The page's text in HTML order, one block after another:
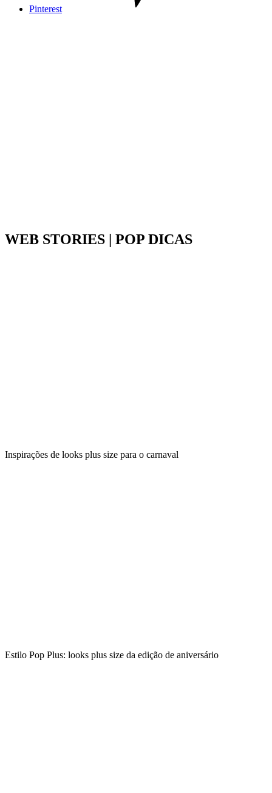
Pinterest
WEB STORIES | POP DICAS
Inspirações de looks plus size para o carnaval
Estilo Pop Plus: looks plus size da edição de aniversário